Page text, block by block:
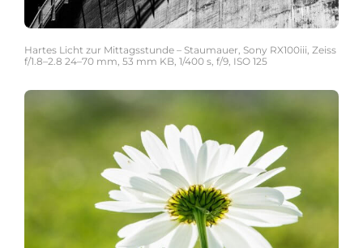
Hartes Licht zur Mittagsstunde – Staumauer, Sony RX100iii, Zeiss
f/1.8–2.8 24–70 mm, 53 mm KB, 1/400 s, f/9, ISO 125